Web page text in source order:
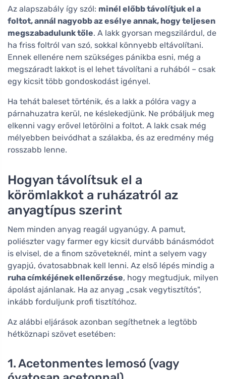
Az alapszabály így szól: minél előbb távolítjuk el a
foltot, annál nagyobb az esélye annak, hogy teljesen
megszabadulunk tőle. A lakk gyorsan megszilárdul, de
ha friss foltról van szó, sokkal könnyebb eltávolítani.
Ennek ellenére nem szükséges pánikba esni, még a
megszáradt lakkot is el lehet távolítani a ruhából – csak
egy kicsit több gondoskodást igényel.
Ha tehát baleset történik, és a lakk a pólóra vagy a
párnahuzatra kerül, ne késlekedjünk. Ne próbáljuk meg
elkenni vagy erővel letörölni a foltot. A lakk csak még
mélyebben beivódhat a szálakba, és az eredmény még
rosszabb lenne.
Hogyan távolítsuk el a
körömlakkot a ruházatról az
anyagtípus szerint
Nem minden anyag reagál ugyanúgy. A pamut,
poliészter vagy farmer egy kicsit durvább bánásmódot
is elvisel, de a finom szöveteknél, mint a selyem vagy
gyapjú, óvatosabbnak kell lenni. Az első lépés mindig a
ruha címkéjének ellenőrzése, hogy megtudjuk, milyen
ápolást ajánlanak. Ha az anyag „csak vegytisztítós",
inkább forduljunk profi tisztítóhoz.
Az alábbi eljárások azonban segíthetnek a legtöbb
hétköznapi szövet esetében:
1. Acetonmentes lemosó (vagy